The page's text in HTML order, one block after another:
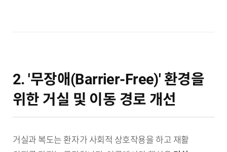
2. '무장애(Barrier-Free)' 환경을
위한 거실 및 이동 경로 개선
거실과 복도는 환자가 사회적 상호작용을 하고 재활